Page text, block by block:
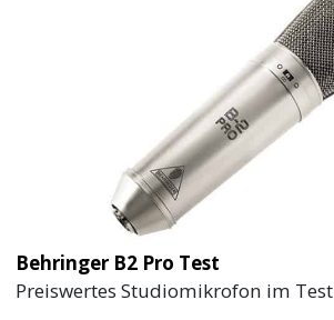
Behringer B2 Pro Test
Preiswertes Studiomikrofon im Test